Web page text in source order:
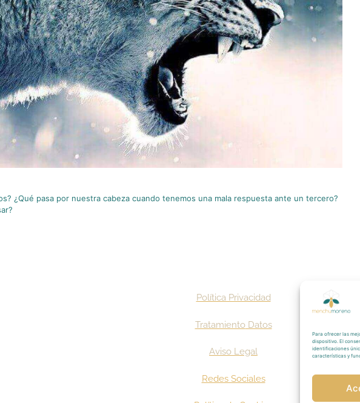
Para ofrecer las
dispositivo. El
identificaciones
características y
¿Qué pasa por nuestra cabeza cuando tenemos una mala respuesta ante un tercero?
Política Privacidad
TratamientoDatos
Aviso Legal
Redes Sociales